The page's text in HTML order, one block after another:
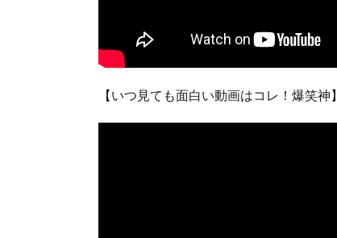
【いつ見ても面白い動画はコレ！爆笑神】